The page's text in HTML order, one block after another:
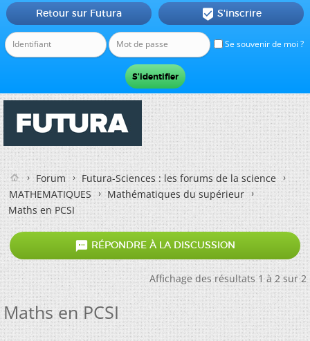
Se souvenir de moi ?
Retour sur Futura  S'inscrire
Forum
Futura-Sciences : les forums de la science
MATHEMATIQUES
Mathématiques du supérieur
Maths en PCSI
 RÉPONDRE À LA DISCUSSION
Affichage des résultats 1 à 2 sur 2
Maths en PCSI